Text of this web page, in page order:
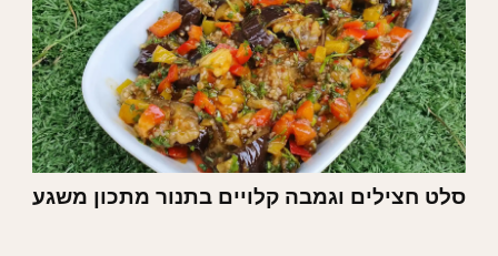
סלט חצילים וגמבה קלויים בתנור מתכון משגע